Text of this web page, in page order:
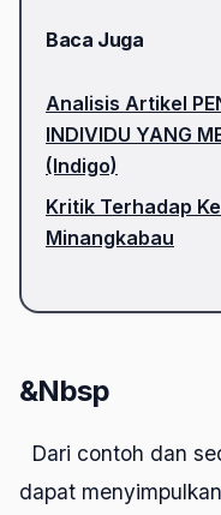
Baca Juga
Analisis Artikel
INDIVIDU YANG
(Indigo)
Kritik Terhadap
Minangkabau
&Nbsp
Dari contoh dan
dapat